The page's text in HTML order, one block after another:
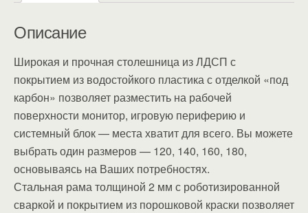
Описание
Широкая и прочная столешница из ЛДСП с
покрытием из водостойкого пластика с отделкой «под
карбон» позволяет разместить на рабочей
поверхности монитор, игровую периферию и
системный блок — места хватит для всего. Вы можете
выбрать один размеров — 120, 140, 160, 180,
основываясь на Ваших потребностях.
Стальная рама толщиной 2 мм с роботизированной
сваркой и покрытием из порошковой краски позволяет